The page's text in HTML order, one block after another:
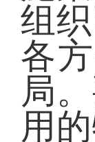
组
各
局
用